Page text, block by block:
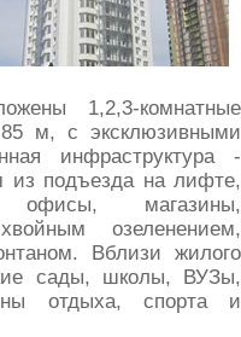
1,2,3-комнатные
м, с эксклюзивными
инфраструктура -
из подъезда на лифте,
офисы, магазины,
озеленением,
Вблизи жилого
сады, школы, ВУЗы,
отдыха, спорта и